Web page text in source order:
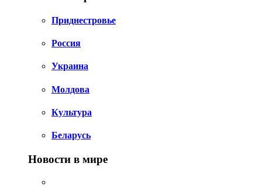
Приднестровье
Россия
Украина
Молдова
Культура
Беларусь
Новости в мире